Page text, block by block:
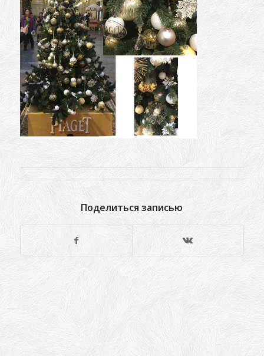
Поделиться записью